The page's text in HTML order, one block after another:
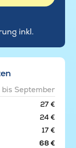
inkl.
bis September
27 €
24 €
17 €
68 €